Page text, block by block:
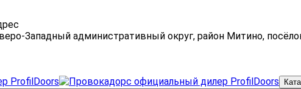
Западный административный округ, район Митино,